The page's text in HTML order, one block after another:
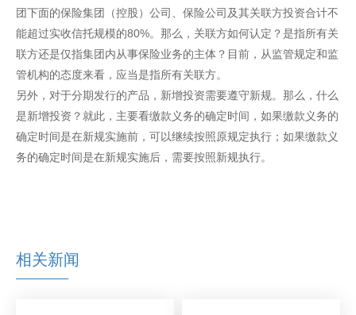
团下面的保险集团（控股）公司、保险公司及其关联方投资合计不
能超过实收信托规模的80%。那么，关联方如何认定？是指所有关
联方还是仅指集团内从事保险业务的主体？目前，从监管规定和监
管机构的态度来看，应当是指所有关联方。
另外，对于分期发行的产品，新增投资需要遵守新规。那么，什么
是新增投资？就此，主要看缴款义务的确定时间，如果缴款义务的
确定时间是在新规实施前，可以继续按照原规定执行；如果缴款义
务的确定时间是在新规实施后，需要按照新规执行。
相关新闻